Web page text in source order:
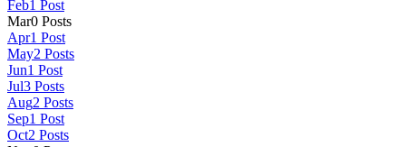
Feb1 Post
Mar0 Posts
Apr1 Post
May2 Posts
Jun1 Post
Jul3 Posts
Aug2 Posts
Sep1 Post
Oct2 Posts